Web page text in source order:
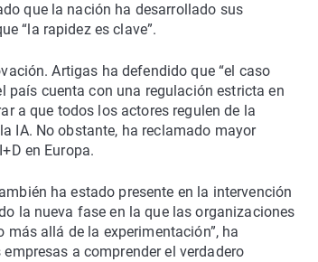
que la nación ha desarrollado sus
“la rapidez es clave”.
Artigas ha defendido que “el caso
país cuenta con una regulación estricta en
a que todos los actores regulen de la
IA. No obstante, ha reclamado mayor
en Europa.
ha estado presente en la intervención
la nueva fase en la que las organizaciones
allá de la experimentación”, ha
a comprender el verdadero